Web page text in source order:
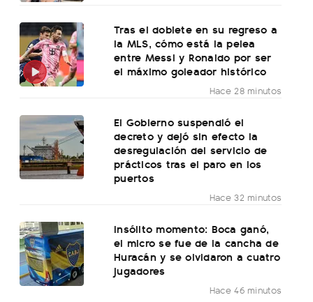
Tras el doblete en su regreso a
la MLS, cómo está la pelea
entre Messi y Ronaldo por ser
el máximo goleador histórico
Hace 28 minutos
El Gobierno suspendió el
decreto y dejó sin efecto la
desregulación del servicio de
prácticos tras el paro en los
puertos
Hace 32 minutos
Insólito momento: Boca ganó,
el micro se fue de la cancha de
Huracán y se olvidaron a cuatro
jugadores
Hace 46 minutos